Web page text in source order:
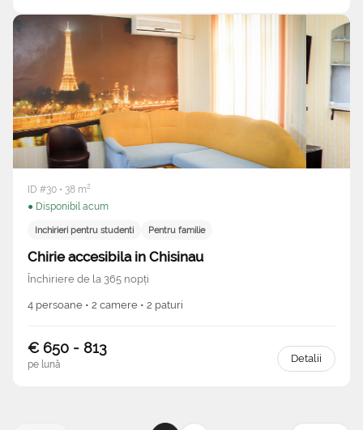
ID #30 • 38 m²
● Disponibil acum
Inchirieri pentru studenti Pentru familie
Chirie accesibila in Chisinau
Închiriere de la 365 nopți
4 persoane • 2 camere • 2 paturi
€ 650 - 813
pe lună Detalii